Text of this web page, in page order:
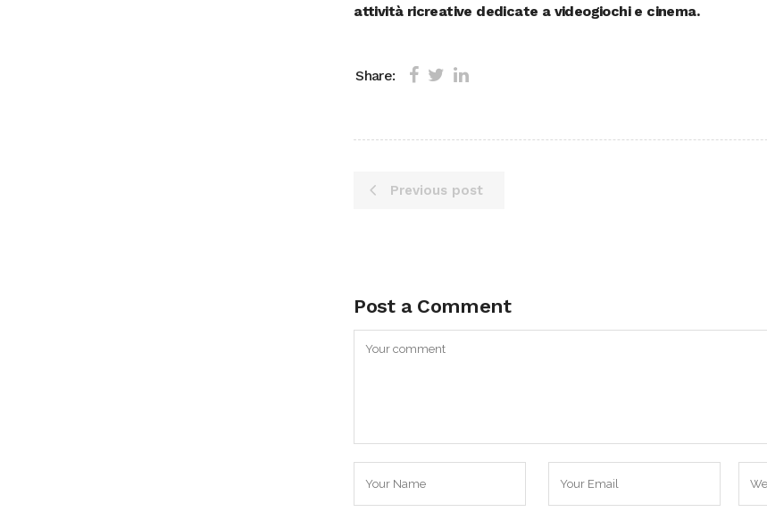
attività ricreative dedicate a videogiochi e cinema.
Share:
Previous post
Post a Comment